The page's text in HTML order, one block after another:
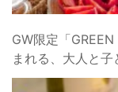
GW限定「
まれる、大人と